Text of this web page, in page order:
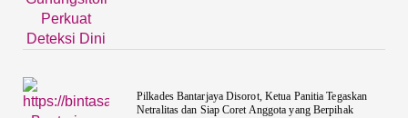
Pilkades Bantarjaya Disorot, Ketua Panitia Tegaskan
Netralitas dan Siap Coret Anggota yang Berpihak